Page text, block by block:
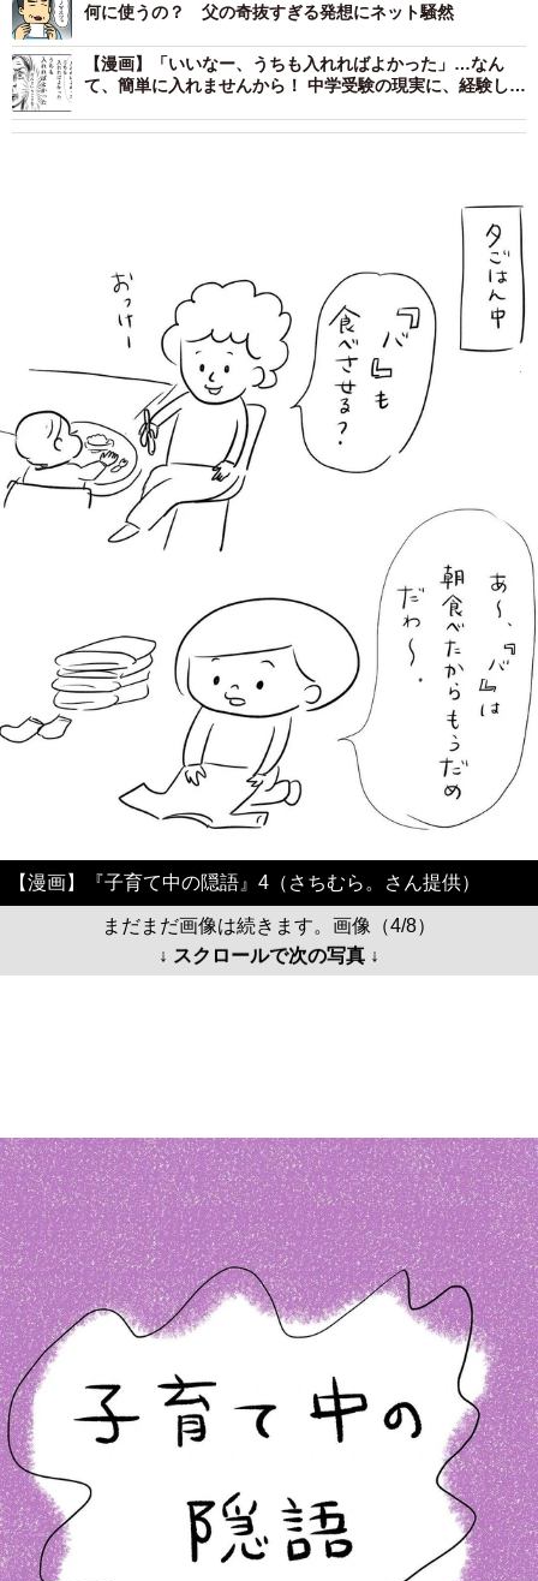
何に使うの？ 父の奇抜すぎる発想にネット騒然
【漫画】「いいなー、うちも入れればよかった」…なん
て、簡単に入れませんから！ 中学受験の現実に、経験した
【漫画】『子育て中の隠語』4（さちむら。さん提供）
まだまだ画像は続きます。画像（4/8）
↓ スクロールで次の写真 ↓